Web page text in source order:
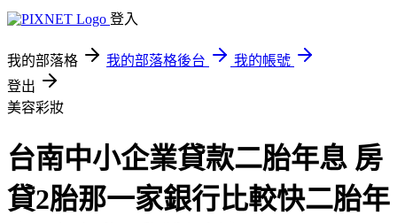
登入
我的部落格 我的部落格後台
我的帳號
登出
美容彩妝
台南中小企業貸款二胎年息 房
貸2胎那一家銀行比較快二胎年